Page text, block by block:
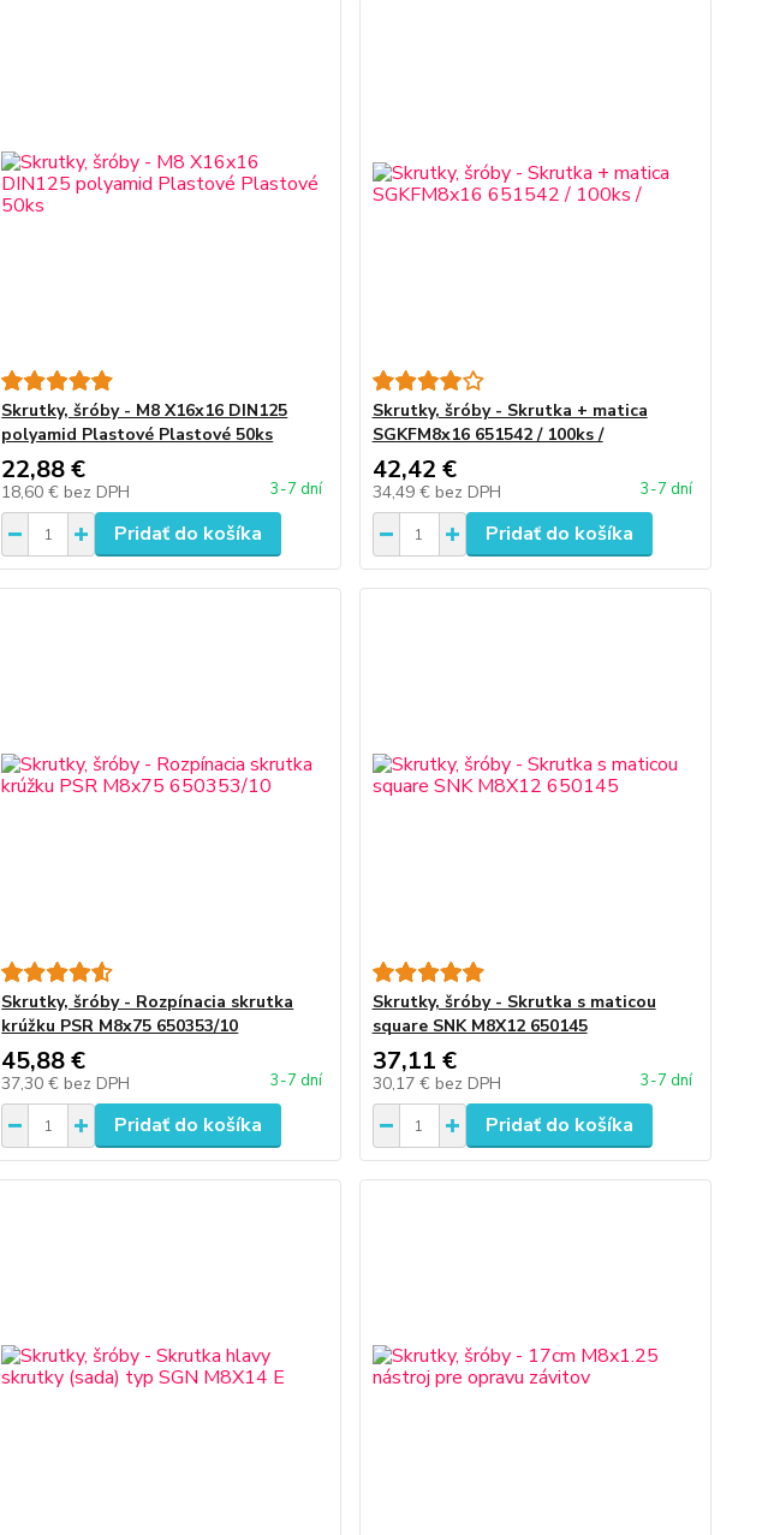
Skrutky, šróby - M8 X16x16 DIN125
polyamid Plastové Plastové 50ks
22,88 €
18,60 € bez DPH 3-7 dní
Pridať do košíka
Skrutky, šróby - Skrutka + matica
SGKFM8x16 651542 / 100ks /
42,42 €
34,49 € bez DPH 3-7 dní
Pridať do košíka
Skrutky, šróby - Rozpínacia skrutka
krúžku PSR M8x75 650353/10
45,88 €
37,30 € bez DPH 3-7 dní
Pridať do košíka
Skrutky, šróby - Skrutka s maticou
square SNK M8X12 650145
37,11 €
30,17 € bez DPH 3-7 dní
Pridať do košíka